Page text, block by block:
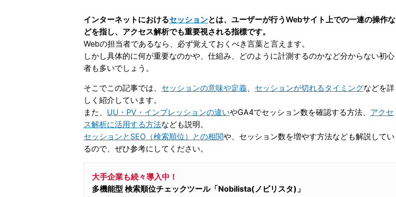
インターネットにおけるセッションとは、ユーザーが行うWebサイト上での一連の操作な
どを指し、アクセス解析でも重要視される指標です。
Webの担当者であるなら、必ず覚えておくべき言葉と言えます。
しかし具体的に何が重要なのかや、仕組み、どのように計測するのかなど分からない初心
者も多いでしょう。
そこでこの記事では、 セッションの意味や定義 セッションが切れるタイミングなどを詳
しく紹介しています。
また、 UU・PV・インプレッションの違いやGA4でセッション数を確認する方法、 アクセ
ス解析に活用する方法なども説明。
セッションとSEO（検索順位）との相関や、セッション数を増やす方法なども解説してい
るので、ぜひ参考にしてください。
大手企業も続々導入中！
多機能型 検索順位チェックツール「Nobilista(ノビリスタ)」